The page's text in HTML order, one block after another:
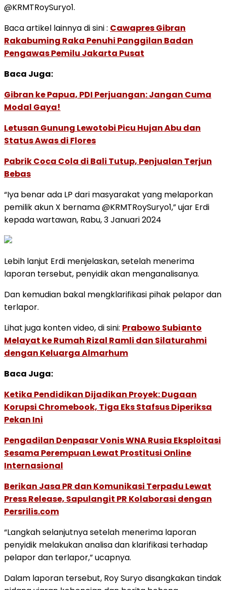
@KRMTRoySuryo1.
Baca artikel lainnya di sini : Cawapres Gibran
Rakabuming Raka Penuhi Panggilan Badan
Pengawas Pemilu Jakarta Pusat
Baca Juga:
Gibran ke Papua, PDI Perjuangan: Jangan Cuma
Modal Gaya!
Letusan Gunung Lewotobi Picu Hujan Abu dan
Status Awas di Flores
Pabrik Coca Cola di Bali Tutup, Penjualan Terjun
Bebas
“Iya benar ada LP dari masyarakat yang melaporkan
pemilik akun X bernama @KRMTRoySuryo1,” ujar Erdi
kepada wartawan, Rabu, 3 Januari 2024
Lebih lanjut Erdi menjelaskan, setelah menerima
laporan tersebut, penyidik akan menganalisanya.
Dan kemudian bakal mengklarifikasi pihak pelapor dan
terlapor.
Lihat juga konten video, di sini: Prabowo Subianto
Melayat ke Rumah Rizal Ramli dan Silaturahmi
dengan Keluarga Almarhum
Baca Juga:
Ketika Pendidikan Dijadikan Proyek: Dugaan
Korupsi Chromebook, Tiga Eks Stafsus Diperiksa
Pekan Ini
Pengadilan Denpasar Vonis WNA Rusia Eksploitasi
Sesama Perempuan Lewat Prostitusi Online
Internasional
Berikan Jasa PR dan Komunikasi Terpadu Lewat
Press Release, Sapulangit PR Kolaborasi dengan
Persrilis.com
“Langkah selanjutnya setelah menerima laporan
penyidik melakukan analisa dan klarifikasi terhadap
pelapor dan terlapor,” ucapnya.
Dalam laporan tersebut, Roy Suryo disangkakan tindak